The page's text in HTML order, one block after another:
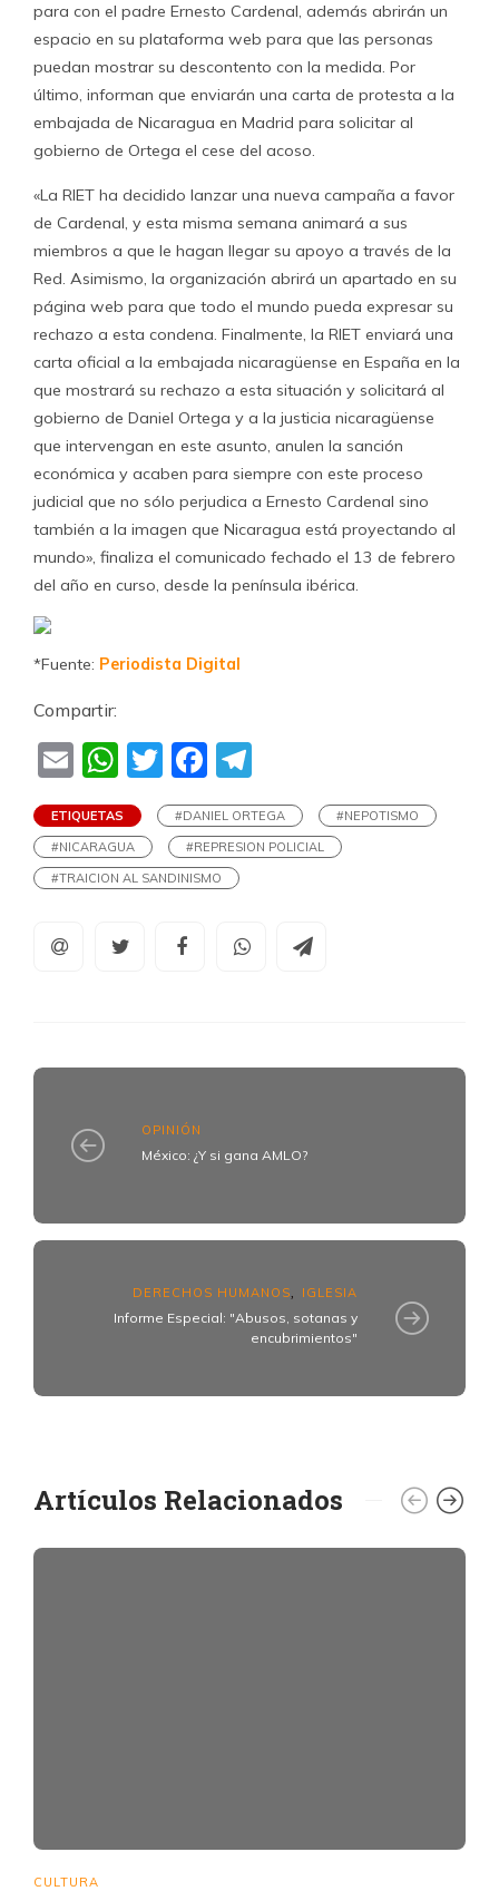
para con el padre Ernesto Cardenal, además abrirán un
espacio en su plataforma web para que las personas
puedan mostrar su descontento con la medida. Por
último, informan que enviarán una carta de protesta a la
embajada de Nicaragua en Madrid para solicitar al
gobierno de Ortega el cese del acoso.
«La RIET ha decidido lanzar una nueva campaña a favor
de Cardenal, y esta misma semana animará a sus
miembros a que le hagan llegar su apoyo a través de la
Red. Asimismo, la organización abrirá un apartado en su
página web para que todo el mundo pueda expresar su
rechazo a esta condena. Finalmente, la RIET enviará una
carta oficial a la embajada nicaragüense en España en la
que mostrará su rechazo a esta situación y solicitará al
gobierno de Daniel Ortega y a la justicia nicaragüense
que intervengan en este asunto, anulen la sanción
económica y acaben para siempre con este proceso
judicial que no sólo perjudica a Ernesto Cardenal sino
también a la imagen que Nicaragua está proyectando al
mundo», finaliza el comunicado fechado el 13 de febrero
del año en curso, desde la península ibérica.
*Fuente: Periodista Digital
Compartir:
EmailWhatsApp
TwitterFacebook
ETIQUETAS #DANIEL ORTEGA
#NEPOTISMO
#NICARAGUA
#REPRESION POLICIAL
#TRAICION AL SANDINISMO
OPINIÓN
México: ¿Y si gana AMLO?
DERECHOS HUMANOS IGLESIA
Informe Especial: "Abusos, sotanas y
encubrimientos"
Artículos Relacionados
CULTURA